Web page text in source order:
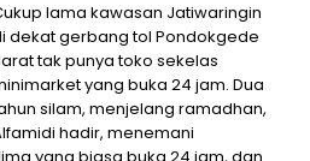
lama kawasan Jatiwaringin
dekat gerbang tol Pondokgede
tak punya toko sekelas
yang buka 24 jam. Dua
silam, menjelang ramadhan,
hadir, menemani